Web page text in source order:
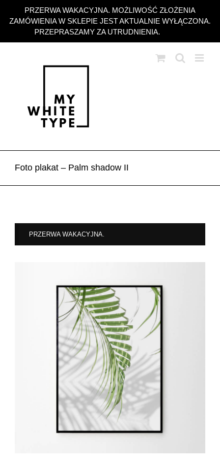
PRZERWA WAKACYJNA. MOŻLIWOŚĆ ZŁOŻENIA
ZAMÓWIENIA W SKLEPIE JEST AKTUALNIE WYŁĄCZONA.
PRZEPRASZAMY ZA UTRUDNIENIA.
zawartości
Foto plakat – Palm shadow II
PRZERWA WAKACYJNA.